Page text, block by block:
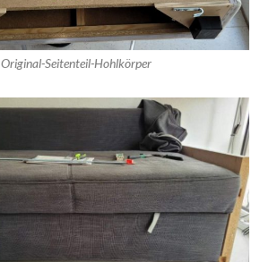
Original-Seitenteil-Hohlkörper